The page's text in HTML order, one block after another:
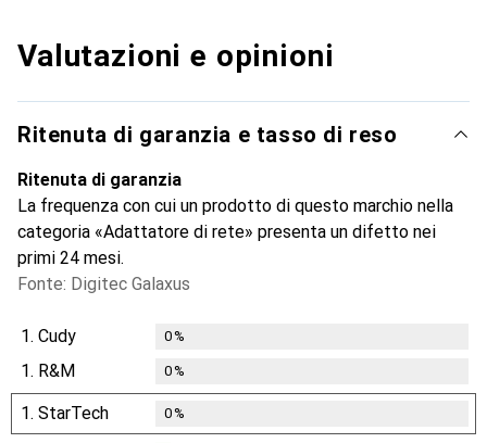
Valutazioni e opinioni
Ritenuta di garanzia e tasso di reso
Ritenuta di garanzia
La frequenza con cui un prodotto di questo marchio nella
categoria «Adattatore di rete» presenta un difetto nei
primi 24 mesi.
Fonte: Digitec Galaxus
1. Cudy 0%
1. R&M 0%
1. StarTech 0%